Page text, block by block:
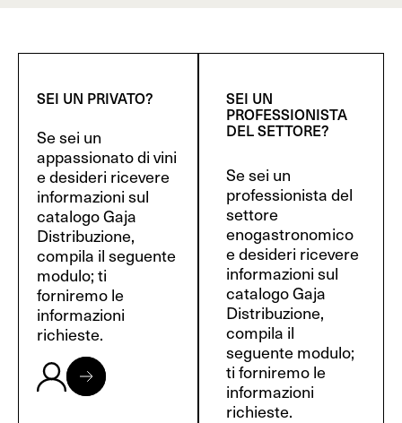
SEI UN PRIVATO?
Se sei un
appassionato di vini
e desideri ricevere
informazioni sul
catalogo Gaja
Distribuzione,
compila il seguente
modulo; ti
forniremo le
informazioni
richieste.
SEI UN
PROFESSIONISTA
DEL SETTORE?
Se sei un
professionista del
settore
enogastronomico
e desideri ricevere
informazioni sul
catalogo Gaja
Distribuzione,
compila il
seguente modulo;
ti forniremo le
informazioni
richieste.